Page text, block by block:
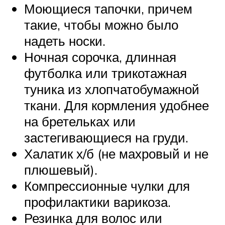
Моющиеся тапочки, причем
такие, чтобы можно было
надеть носки.
Ночная сорочка, длинная
футболка или трикотажная
туника из хлопчатобумажной
ткани. Для кормления удобнее
на бретельках или
застегивающиеся на груди.
Халатик х/б (не махровый и не
плюшевый).
Компрессионные чулки для
профилактики варикоза.
Резинка для волос или